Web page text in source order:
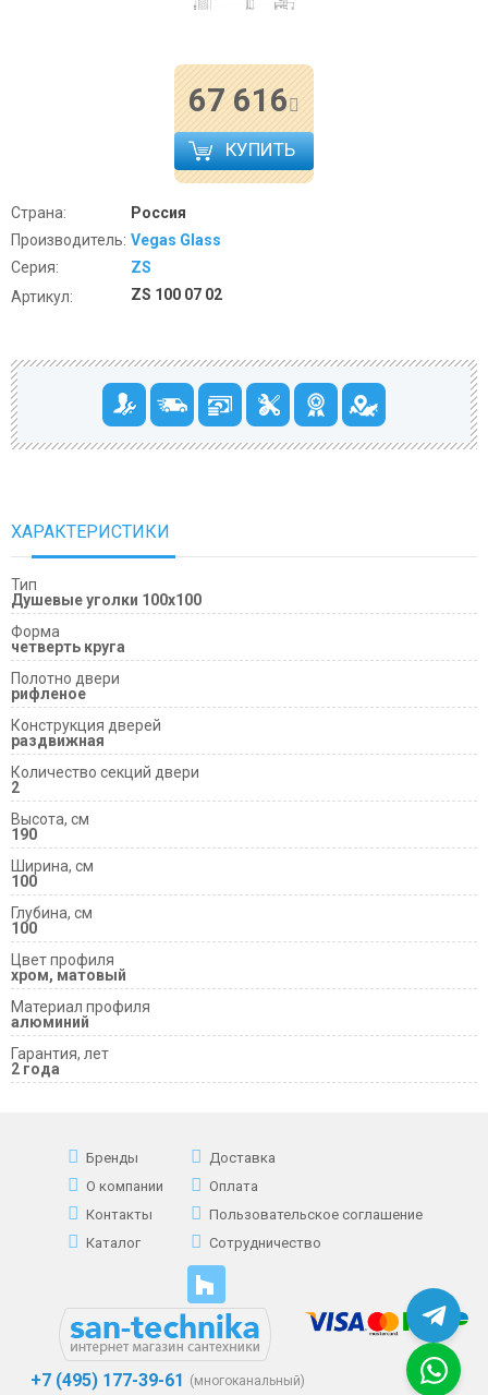
67 616
КУПИТЬ
Страна:
Россия
Производитель: Vegas Glass
Серия:
ZS
Артикул:
ZS 100 07 02
ХАРАКТЕРИСТИКИ
Тип
Душевые уголки 100х100
Форма
четверть круга
Полотно двери
рифленое
Конструкция дверей
раздвижная
Количество секций двери
2
Высота, см
190
Ширина, см
100
Глубина, см
100
Цвет профиля
хром, матовый
Материал профиля
алюминий
Гарантия, лет
2 года
Бренды
О компании
Контакты
Каталог
Доставка
Оплата
Пользовательское соглашение
Сотрудничество
+7 (495) 177-39-61 (многоканальный)